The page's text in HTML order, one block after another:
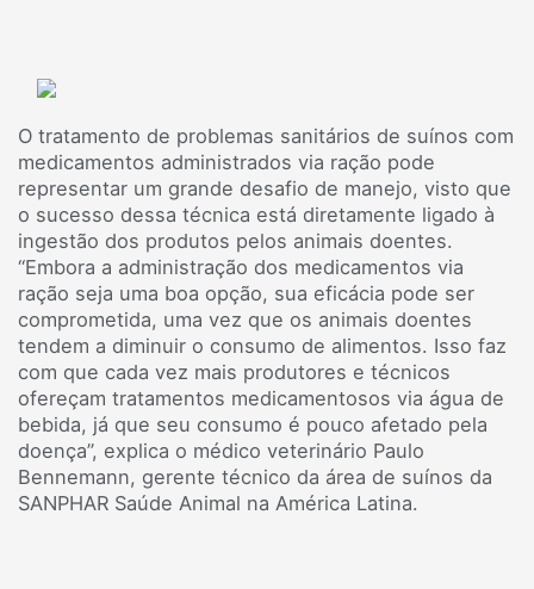
O tratamento de problemas sanitários de suínos com
medicamentos administrados via ração pode
representar um grande desafio de manejo, visto que
o sucesso dessa técnica está diretamente ligado à
ingestão dos produtos pelos animais doentes.
“Embora a administração dos medicamentos via
ração seja uma boa opção, sua eficácia pode ser
comprometida, uma vez que os animais doentes
tendem a diminuir o consumo de alimentos. Isso faz
com que cada vez mais produtores e técnicos
ofereçam tratamentos medicamentosos via água de
bebida, já que seu consumo é pouco afetado pela
doença”, explica o médico veterinário Paulo
Bennemann, gerente técnico da área de suínos da
SANPHAR Saúde Animal na América Latina.